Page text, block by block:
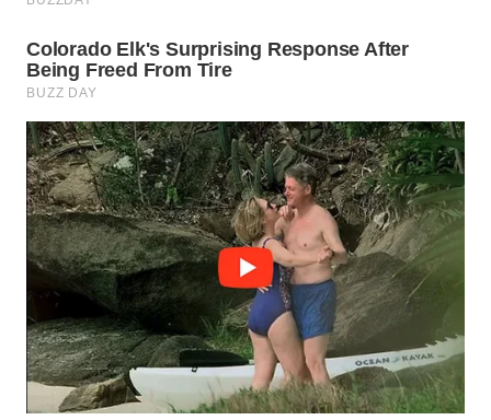
Media
Group
NEWS
WAHANA
TANI
WAHANA
ADVOKAT
WAHANA
INFRASTRUKTUR